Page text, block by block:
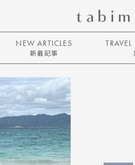
NEW ARTICLES
新着記事